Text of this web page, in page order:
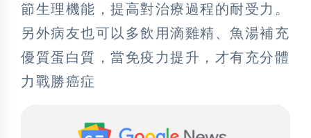
節生理機能，提高對治療過程的耐受力。
另外病友也可以多飲用滴雞精、魚湯補充
優質蛋白質，當免疫力提升，才有充分體
力戰勝癌症